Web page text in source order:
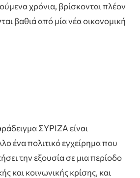
χρόνια, βρίσκονται πλέον
βαθιά από μία νέα οικονομική
ΣΥΡΙΖΑ είναι
ένα πολιτικό εγχείρημα που
την εξουσία σε μια περίοδο
και κοινωνικής κρίσης, και